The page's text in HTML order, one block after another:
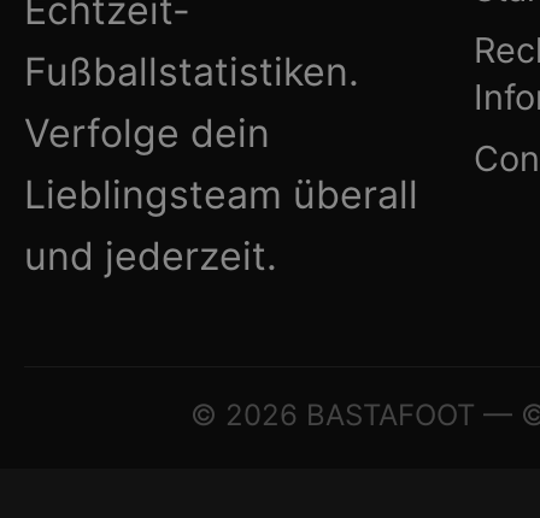
Echtzeit-
Fußballstatistiken.
Verfolge dein
Lieblingsteam überall
und jederzeit.
© 2026 BASTAFOOT —